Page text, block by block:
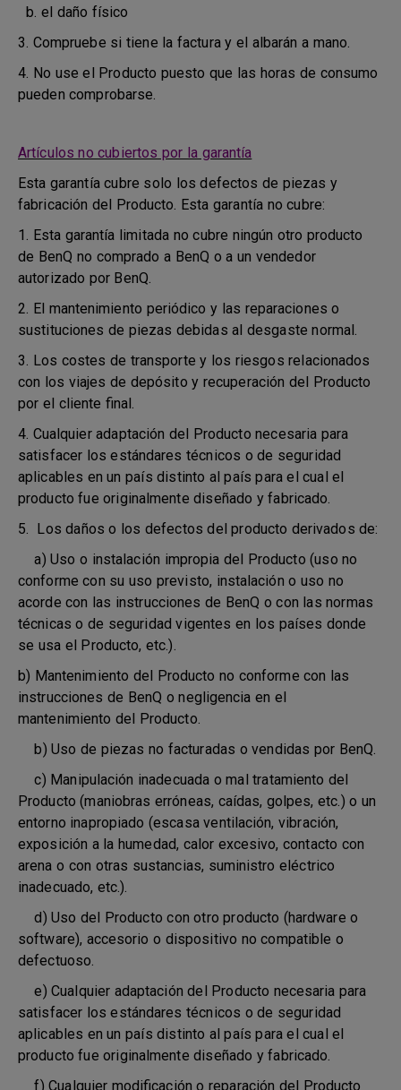
b. el daño físico
3. Compruebe si tiene la factura y el albarán a mano.
4. No use el Producto puesto que las horas de consumo
pueden comprobarse.
Artículos no cubiertos por la garantía
Esta garantía cubre solo los defectos de piezas y
fabricación del Producto. Esta garantía no cubre:
1. Esta garantía limitada no cubre ningún otro producto
de BenQ no comprado a BenQ o a un vendedor
autorizado por BenQ.
2. El mantenimiento periódico y las reparaciones o
sustituciones de piezas debidas al desgaste normal.
3. Los costes de transporte y los riesgos relacionados
con los viajes de depósito y recuperación del Producto
por el cliente final.
4. Cualquier adaptación del Producto necesaria para
satisfacer los estándares técnicos o de seguridad
aplicables en un país distinto al país para el cual el
producto fue originalmente diseñado y fabricado.
5. Los daños o los defectos del producto derivados de:
a) Uso o instalación impropia del Producto (uso no
conforme con su uso previsto, instalación o uso no
acorde con las instrucciones de BenQ o con las normas
técnicas o de seguridad vigentes en los países donde
se usa el Producto, etc.).
b) Mantenimiento del Producto no conforme con las
instrucciones de BenQ o negligencia en el
mantenimiento del Producto.
b) Uso de piezas no facturadas o vendidas por BenQ.
c) Manipulación inadecuada o mal tratamiento del
Producto (maniobras erróneas, caídas, golpes, etc.) o un
entorno inapropiado (escasa ventilación, vibración,
exposición a la humedad, calor excesivo, contacto con
arena o con otras sustancias, suministro eléctrico
inadecuado, etc.).
d) Uso del Producto con otro producto (hardware o
software), accesorio o dispositivo no compatible o
defectuoso.
e) Cualquier adaptación del Producto necesaria para
satisfacer los estándares técnicos o de seguridad
aplicables en un país distinto al país para el cual el
producto fue originalmente diseñado y fabricado.
f) Cualquier modificación o reparación del Producto